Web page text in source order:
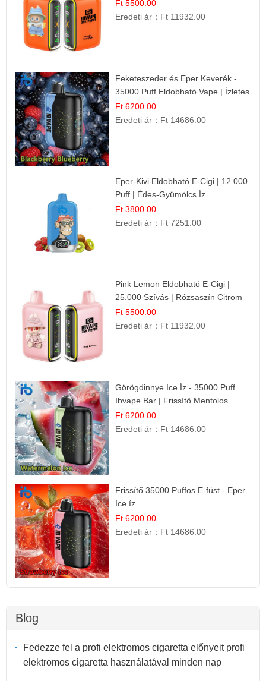
Ft 5500.00
Eredeti ár： Ft 11932.00
Feketeszeder és Eper Keverék -
35000 Puff Eldobható Vape | Ízletes
Gyümölcsökombináció!
Ft 6200.00
Eredeti ár： Ft 14686.00
Eper-Kivi Eldobható E-Cigi | 12.000
Puff | Édes-Gyümölcs Íz
Ft 3800.00
Eredeti ár： Ft 7251.00
Pink Lemon Eldobható E-Cigi |
25.000 Szívás | Rózsaszín Citrom
Íz
Ft 5500.00
Eredeti ár： Ft 11932.00
Görögdinnye Ice Íz - 35000 Puff
Ibvape Bar | Frissítő Mentolos
Élmény!
Ft 6200.00
Eredeti ár： Ft 14686.00
Frissítő 35000 Puffos E-füst - Eper
Ice íz
Ft 6200.00
Eredeti ár： Ft 14686.00
Blog
Fedezze fel a profi elektromos cigaretta előnyeit profi
elektromos cigaretta használatával minden nap